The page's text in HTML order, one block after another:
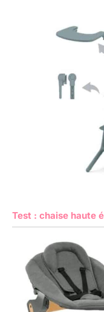
Test : chaise haute